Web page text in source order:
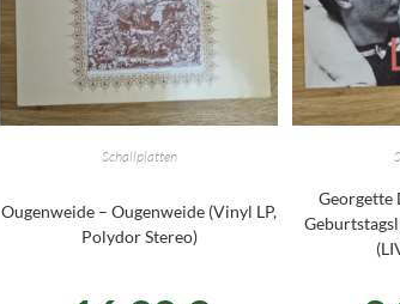
Schallplatten
Ougenweide – Ougenweide (Vinyl LP,
Polydor Stereo)
Georgette